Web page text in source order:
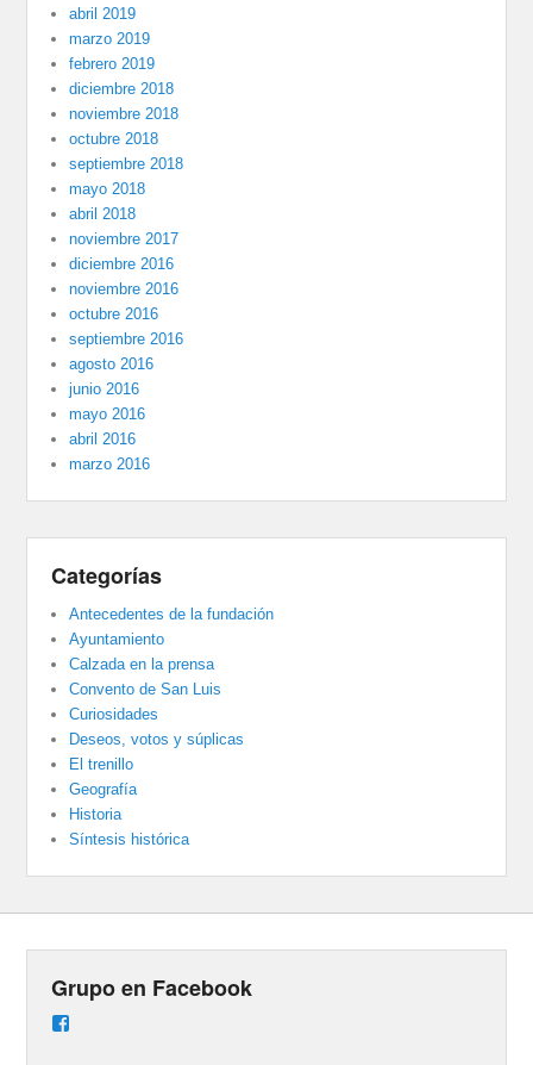
abril 2019
marzo 2019
febrero 2019
diciembre 2018
noviembre 2018
octubre 2018
septiembre 2018
mayo 2018
abril 2018
noviembre 2017
diciembre 2016
noviembre 2016
octubre 2016
septiembre 2016
agosto 2016
junio 2016
mayo 2016
abril 2016
marzo 2016
Categorías
Antecedentes de la fundación
Ayuntamiento
Calzada en la prensa
Convento de San Luis
Curiosidades
Deseos, votos y súplicas
El trenillo
Geografía
Historia
Síntesis histórica
Grupo en Facebook